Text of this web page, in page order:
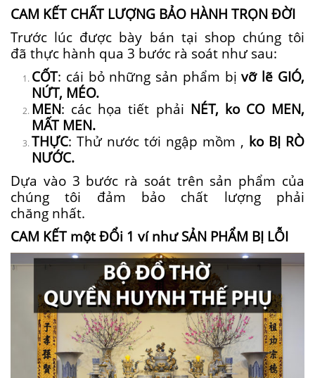
CAM KẾT CHẤT LƯỢNG BẢO HÀNH TRỌN ĐỜI
Trước lúc được bày bán tại shop chúng tôi
đã thực hành qua 3 bước rà soát như sau:
CỐT: cái bỏ những sản phẩm bị vỡ lẽ GIÓ,
NỨT, MÉO.
MEN: các họa tiết phải NÉT, ko CO MEN,
MẤT MEN.
THỰC: Thử nước tới ngập mồm , ko BỊ RÒ
NƯỚC.
Dựa vào 3 bước rà soáttrên sản phẩm của
chúng tôi đảm bảo chất lượng phải
chăng nhất.
CAM KẾT một ĐỔi 1 ví như SẢN PHẨM BỊ LỖI